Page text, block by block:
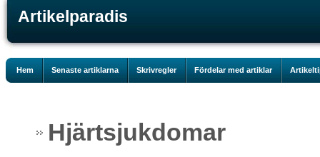
Artikelparadis
Hem Senaste artiklarna Skrivregler Fördelar med artiklar
Hjärtsjukdomar